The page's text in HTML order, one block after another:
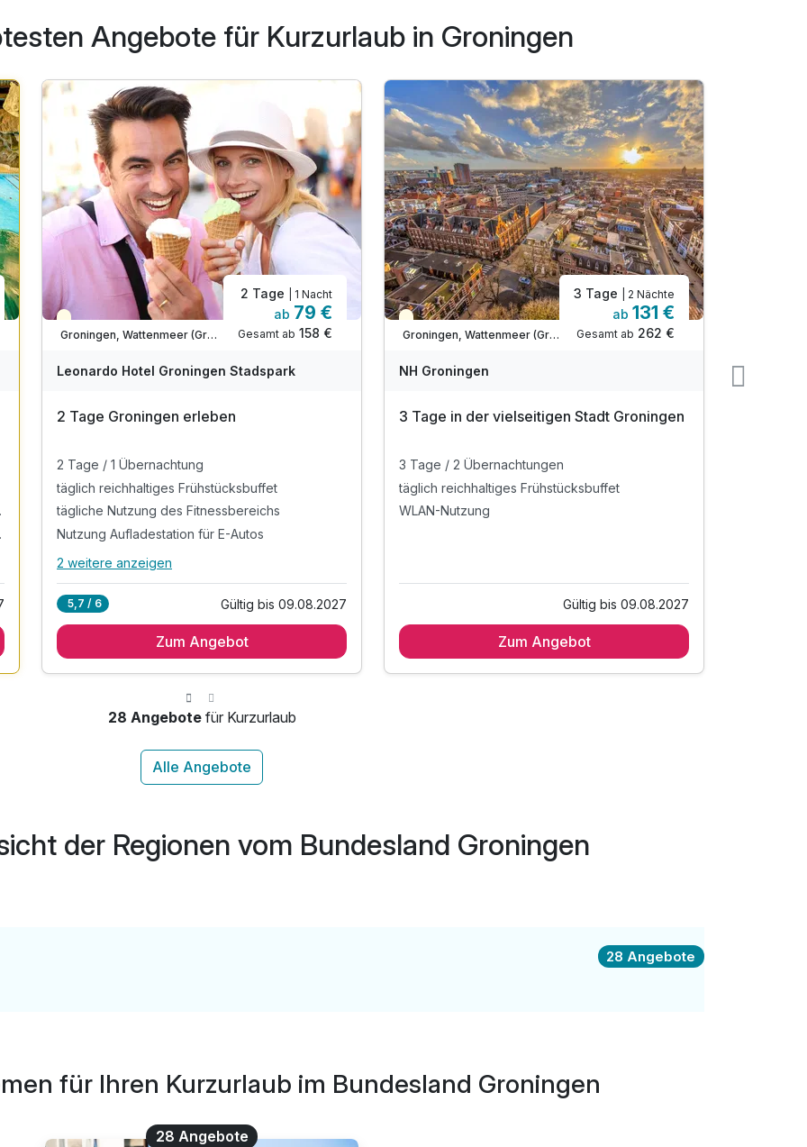
Angebote für Kurzurlaub in Groningen
Dampfbad und Fußbädern
Ihres Aufenthalts)
Teilweise ausgelastet
Groningen, Wattenmeer (Groningen)
2 Tage | 1 Nacht
ab 79 €
Gesamt ab 158 €
Leonardo Hotel Groningen Stadspark
2 Tage Groningen erleben
2 Tage / 1 Übernachtung
täglich reichhaltiges Frühstücksbuffet
tägliche Nutzung des Fitnessbereichs
Nutzung Aufladestation für E-Autos
Alle Inklusivleistungen
täglich reichhaltiges Frühstücksbuffet
Parkplatznutzung während des gesamten
WLAN-Nutzung
2 weitere anzeigen
5,7 / 6 Gültig bis 09.08.2027
Zum Angebot
Teilweise ausgelastet
Groningen, Wattenmeer (Groningen)
3 Tage | 2 Nächte
ab 131 €
Gesamt ab 262 €
NH Groningen
3 Tage in der vielseitigen Stadt Groningen
3 Tage / 2 Übernachtungen
täglich reichhaltiges Frühstücksbuffet
WLAN-Nutzung
Gültig bis 09.08.2027
Zum Angebot
Fletcher
28 Angebotefür Kurzurlaub
der Regionen vom Bundesland Groningen
28 Angebote
für Ihren Kurzurlaub im Bundesland Groningen
28 Angebote